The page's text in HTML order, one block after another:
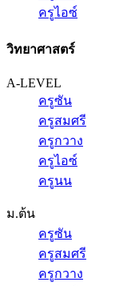
ครูไอซ์
วิทยาศาสตร์
A-LEVEL
ครูซัน
ครูสมศรี
ครูกวาง
ครูไอซ์
ครูนน
ม.ต้น
ครูซัน
ครูสมศรี
ครูกวาง